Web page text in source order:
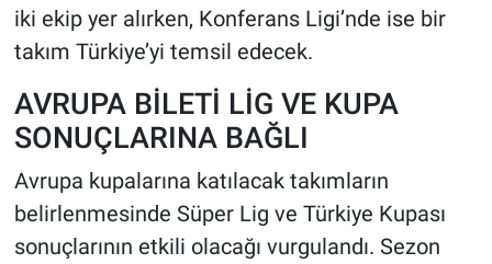
iki ekip yer alırken, Konferans Ligi’nde ise bir
takım Türkiye’yi temsil edecek.
AVRUPA BİLETİ LİG VE KUPA
SONUÇLARINA BAĞLI
Avrupa kupalarına katılacak takımların
belirlenmesinde Süper Lig ve Türkiye Kupası
sonuçlarının etkili olacağı vurgulandı. Sezon